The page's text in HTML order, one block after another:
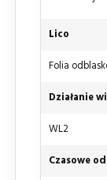
Lico
Folia
Działanie
WL2
Czasowe